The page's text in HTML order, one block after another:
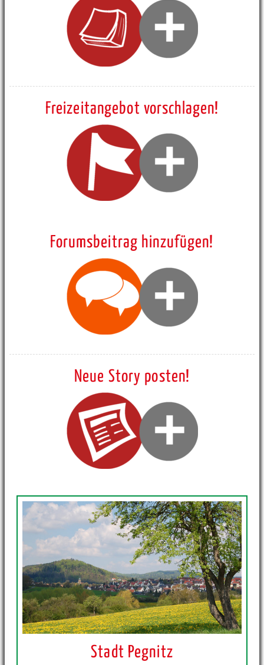
Freizeitangebot vorschlagen!
Forumsbeitrag hinzufügen!
Neue Story posten!
Stadt Pegnitz